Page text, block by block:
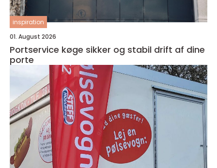
inspiration
01. August 2026
Portservice køge sikker og stabil drift af dine
porte